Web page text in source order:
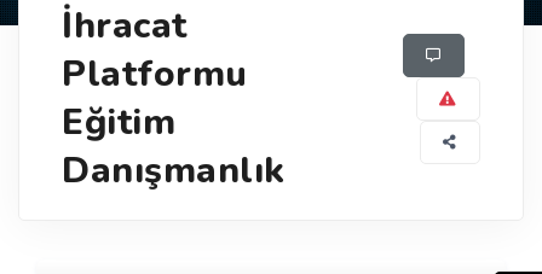
ÜRÜNLER
YARDIM
İhracat
Platformu
Eğitim
Danışmanlık